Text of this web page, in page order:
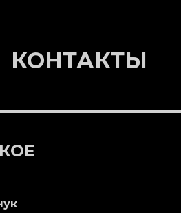
КОНТАКТЫ